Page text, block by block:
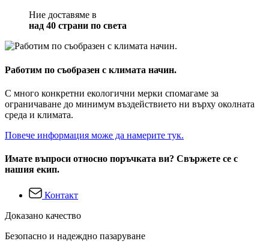
Ние доставяме в
над 40 страни по света
Работим по съобразен с климата начин.
С много конкретни екологични мерки спомагаме за
ограничаване до минимум въздействието ни върху околната
среда и климата.
Повече информация може да намерите тук.
Имате въпроси относно поръчката ви? Свържете се с
нашия екип.
Контакт
Доказано качество
Безопасно и надеждно пазаруване